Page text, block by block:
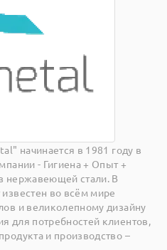
начинается в 1981 году в
- Гигиена + Опыт +
нержавеющей стали. В
во всём мире
и великолепному дизайну
для потребностей клиентов,
и производство –